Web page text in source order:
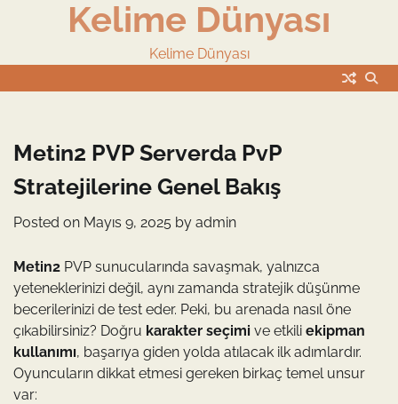
Kelime Dünyası
Kelime Dünyası
Metin2 PVP Serverda PvP
Stratejilerine Genel Bakış
Posted on Mayıs 9, 2025 by admin
Metin2 PVP sunucularında savaşmak, yalnızca
yeteneklerinizi değil, aynı zamanda stratejik düşünme
becerilerinizi de test eder. Peki, bu arenada nasıl öne
çıkabilirsiniz? Doğru karakter seçimi ve etkili ekipman
kullanımı, başarıya giden yolda atılacak ilk adımlardır.
Oyuncuların dikkat etmesi gereken birkaç temel unsur
var: